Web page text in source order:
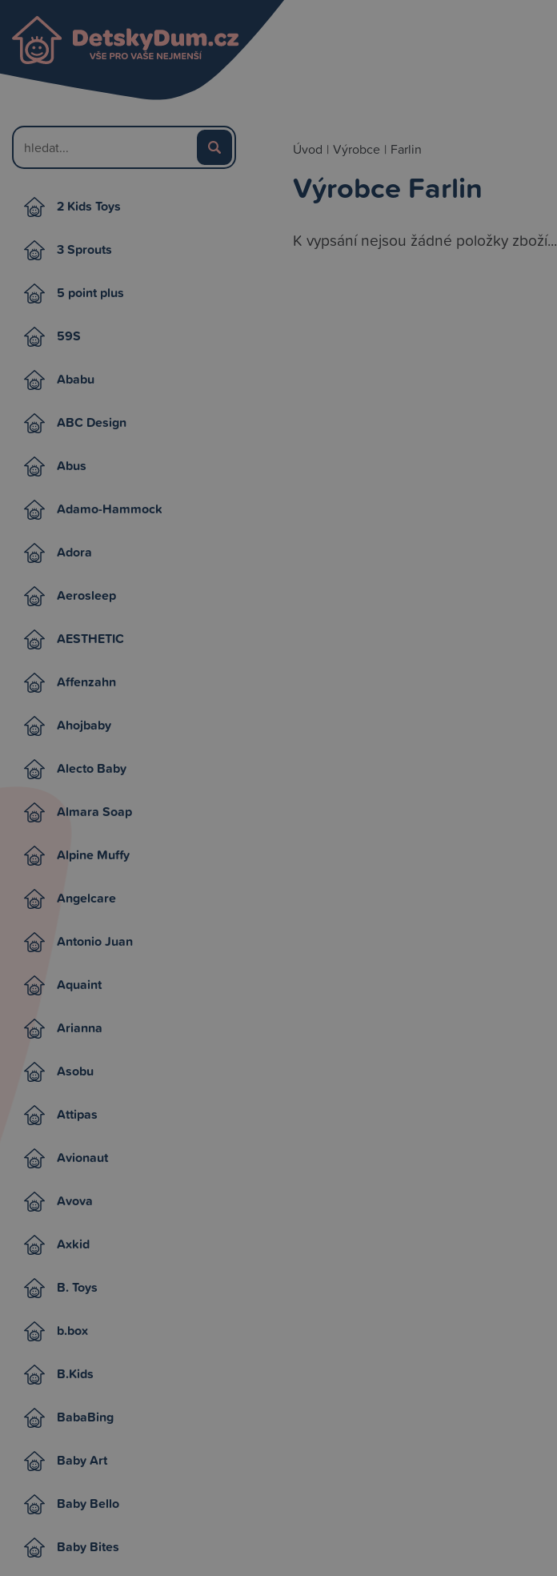
2 Kids Toys
3 Sprouts
5 point plus
59S
Ababu
ABC Design
Abus
Adamo-Hammock
Adora
Aerosleep
AESTHETIC
Affenzahn
Ahojbaby
Alecto Baby
Almara Soap
Alpine Muffy
Angelcare
Antonio Juan
Aquaint
Arianna
Asobu
Attipas
Avionaut
Avova
Axkid
B. Toys
b.box
B.Kids
BabaBing
Baby Art
Baby Bello
Baby Bites
Úvod | Výrobce | Farlin
Výrobce Farlin
K vypsání nejsou žádné položky zboží...